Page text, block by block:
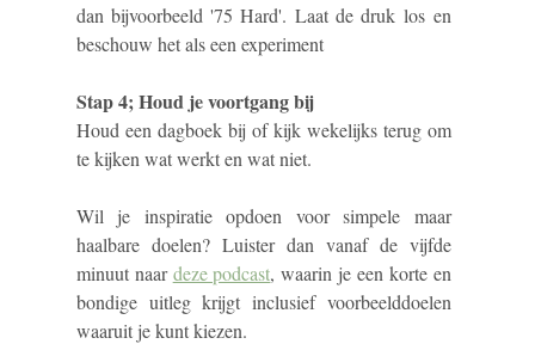
dan bijvoorbeeld '75 Hard'.Laat de druk losen
beschouw het als een experiment
Stap 4; Houd je voortgang bij
Houd een dagboek bij of kijk wekelijks terug om
te kijken wat werkt en wat niet.
Wil je inspiratie opdoen voor simpele maar
haalbare doelen? Luister dan vanaf de vijfde
minuut naardeze podcast, waarin je een korte en
bondige uitleg krijgt inclusief voorbeelddoelen
waaruit je kunt kiezen.